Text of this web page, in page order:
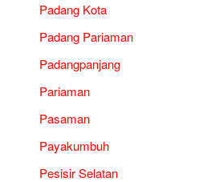
Padang Kota
Padang Pariaman
Padangpanjang
Pariaman
Pasaman
Payakumbuh
Pesisir Selatan